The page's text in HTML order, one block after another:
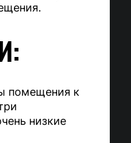
помещения к
низкие